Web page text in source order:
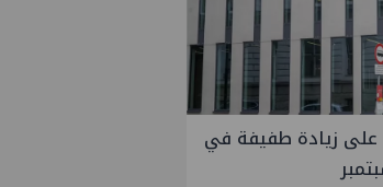
إسدال الستار على النسخة الثانية من
"منتدى مصر للطاقة والصناعة 2026" بنجاح